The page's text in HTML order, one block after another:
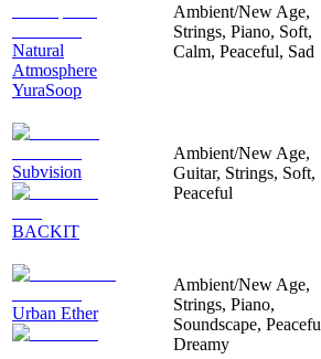
Natural
Atmosphere
YuraSoop
Ambient/New Age,
Strings, Piano, Soft,
Calm, Peaceful, Sad
Subvision
BACKIT
Ambient/New Age,
Guitar, Strings, Soft,
Peaceful
Urban Ether
Ambient/New Age,
Strings, Piano,
Soundscape,
Dreamy